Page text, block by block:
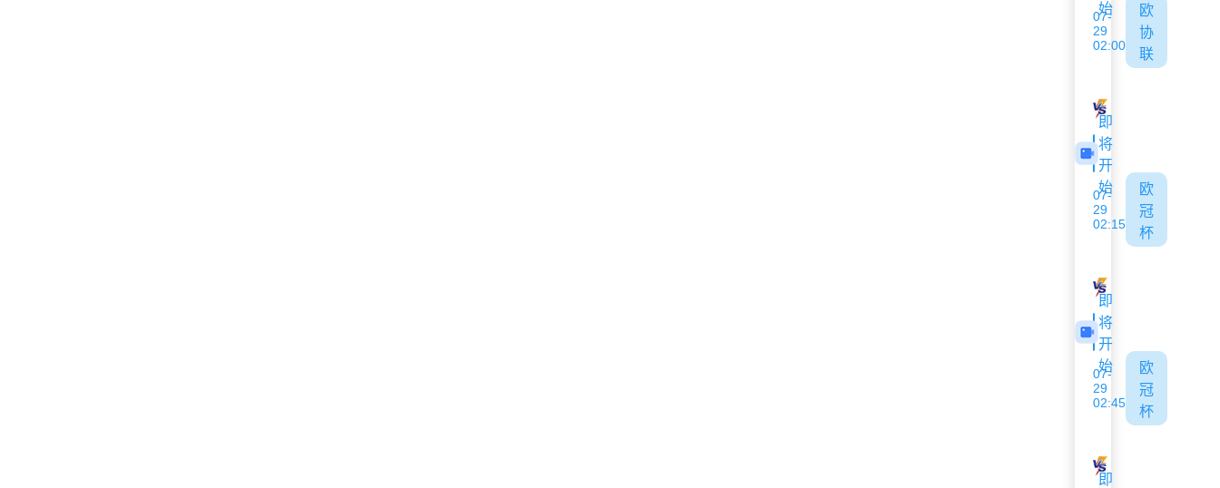
始
07-
29
02:00
欧
协
联
德利塔
即
将
开
始
07-
29
02:15
欧
冠
杯
采列
即
将
开
始
07-
29
02:45
欧
冠
杯
哈茨
即